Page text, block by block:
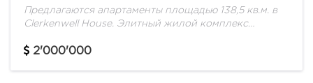
Предлагаются апартаменты площадью 138,5 кв.м. в
Clerkenwell House. Элитный жилой комплекс
пример лофт апартаментов в классическом и
2'000'000